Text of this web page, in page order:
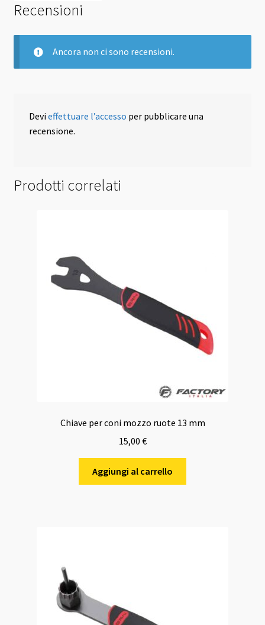
Recensioni
Ancora non ci sono recensioni.
Devieffettuare l’accesso per pubblicare una
recensione.
Prodotti correlati
Chiave per coni mozzo ruote 13 mm
15,00 €
Aggiungi al carrello